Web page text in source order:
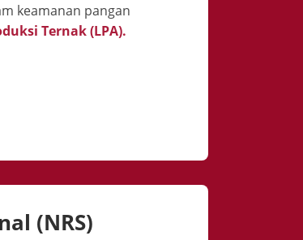
keamanan pangan
Ternak (LPA).
(NRS)